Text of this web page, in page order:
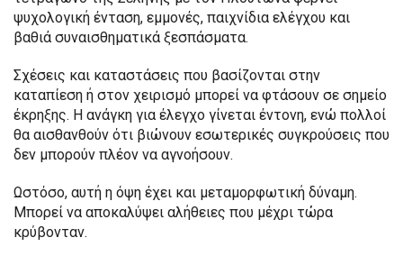
ψυχολογική ένταση, εμμονές, παιχνίδια ελέγχου και
βαθιά συναισθηματικά ξεσπάσματα.
Σχέσεις και καταστάσεις που βασίζονται στην
καταπίεση ή στον χειρισμό μπορεί να φτάσουν σε σημείο
έκρηξης. Η ανάγκη για έλεγχο γίνεται έντονη, ενώ πολλοί
θα αισθανθούν ότι βιώνουν εσωτερικές συγκρούσεις που
δεν μπορούν πλέον να αγνοήσουν.
Ωστόσο, αυτή η όψη έχει και μεταμορφωτική δύναμη.
Μπορεί να αποκαλύψει αλήθειες που μέχρι τώρα
κρύβονταν.